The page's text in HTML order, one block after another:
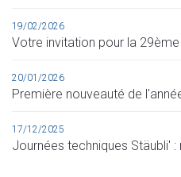
19/02/2026
Votre invitation pour la
20/01/2026
Première nouveauté de
17/12/2025
Journées techniques Stäubli'